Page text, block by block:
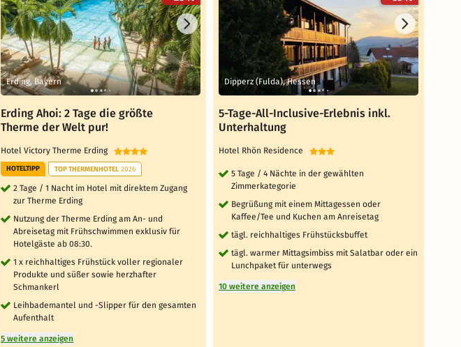
Erding, Bayern
Erding Ahoi: 2 Tage die größte
Therme der Welt pur!
Hotel Victory Therme Erding
HOTELTIPP TOP THERMENHOTEL 2026
2 Tage / 1 Nacht im Hotel mit direktem Zugang
zur Therme Erding
Nutzung der Therme Erding am An- und
Abreisetag mit Frühschwimmen exklusiv für
Hotelgäste ab 08:30.
1 x reichhaltiges Frühstück voller regionaler
Produkte und süßer sowie herzhafter
Schmankerl
Leihbademantel und -Slipper für den gesamten
Aufenthalt
5 weitere anzeigen
Dipperz (Fulda), Hessen
5-Tage-All-Inclusive-Erlebnis inkl.
Unterhaltung
Hotel Rhön Residence
5 Tage / 4 Nächte in der gewählten
Zimmerkategorie
Begrüßung mit einem Mittagessen oder
Kaffee/Tee und Kuchen am Anreisetag
tägl. reichhaltiges Frühstücksbuffet
tägl. warmer Mittagsimbiss mit Salatbar oder ein
Lunchpaket für unterwegs
10 weitere anzeigen